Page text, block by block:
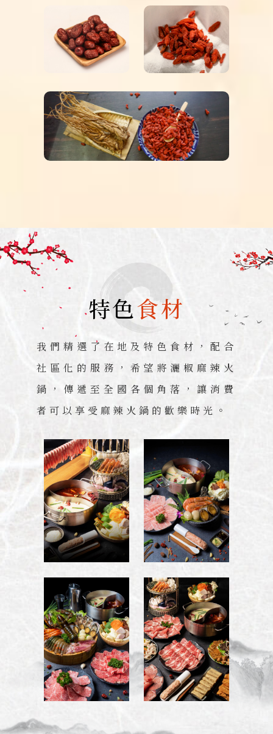
特色食材
我們精選了在地及特色食材，配合
社區化的服務，希望將灑椒麻辣火
鍋，傳遞至全國各個角落，讓消費
者可以享受麻辣火鍋的歡樂時光。